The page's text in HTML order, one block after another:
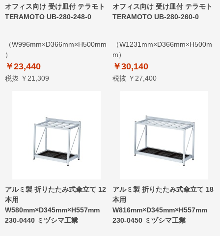
オフィス向け 受け皿付 テラモト
TERAMOTO UB-280-248-0
（W996mm×D366mm×H500mm
）
￥23,440
税抜 ￥21,309
オフィス向け 受け皿付 テラモト
TERAMOTO UB-280-260-0
（W1231mm×D366mm×H500m
m）
￥30,140
税抜 ￥27,400
アルミ製 折りたたみ式傘立て 12
本用
W580mm×D345mm×H557mm
230-0440 ミヅシマ工業
アルミ製 折りたたみ式傘立て 18
本用
W816mm×D345mm×H557mm
230-0450 ミヅシマ工業